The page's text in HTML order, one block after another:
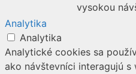
vysokou
Analytika
Analytika
Analytické cookies sa
ako návštevníci interagujú